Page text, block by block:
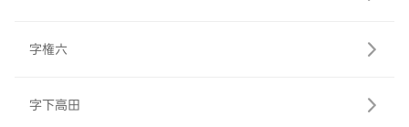
字権六
字下高田